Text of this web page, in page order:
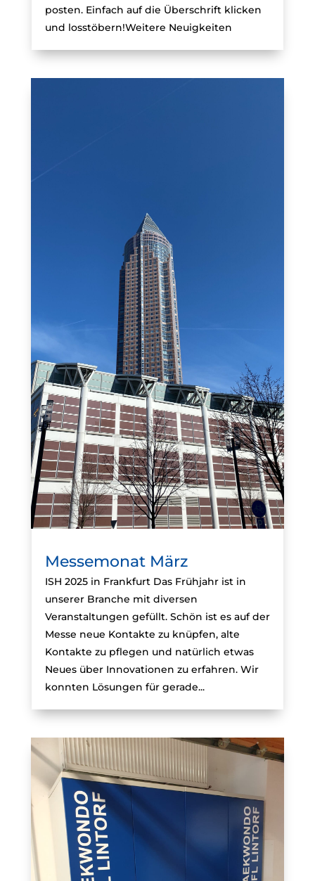
posten. Einfach auf die Überschrift klicken
und losstöbern!Weitere Neuigkeiten
Messemonat März
ISH 2025 in Frankfurt Das Frühjahr ist in
unserer Branche mit diversen
Veranstaltungen gefüllt. Schön ist es auf der
Messe neue Kontakte zu knüpfen, alte
Kontakte zu pflegen und natürlich etwas
Neues über Innovationen zu erfahren. Wir
konnten Lösungen für gerade...